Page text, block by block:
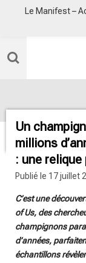
Passer
principal
Le Manifest –
Un
millions
: une
Publié le 17 juillet
C’est une
of Us, des
champignons
d’années,
échantillons